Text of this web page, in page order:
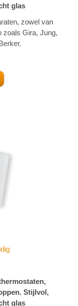
glas
zowel van
zoals Gira, Jung,
Stijlvol,
glas